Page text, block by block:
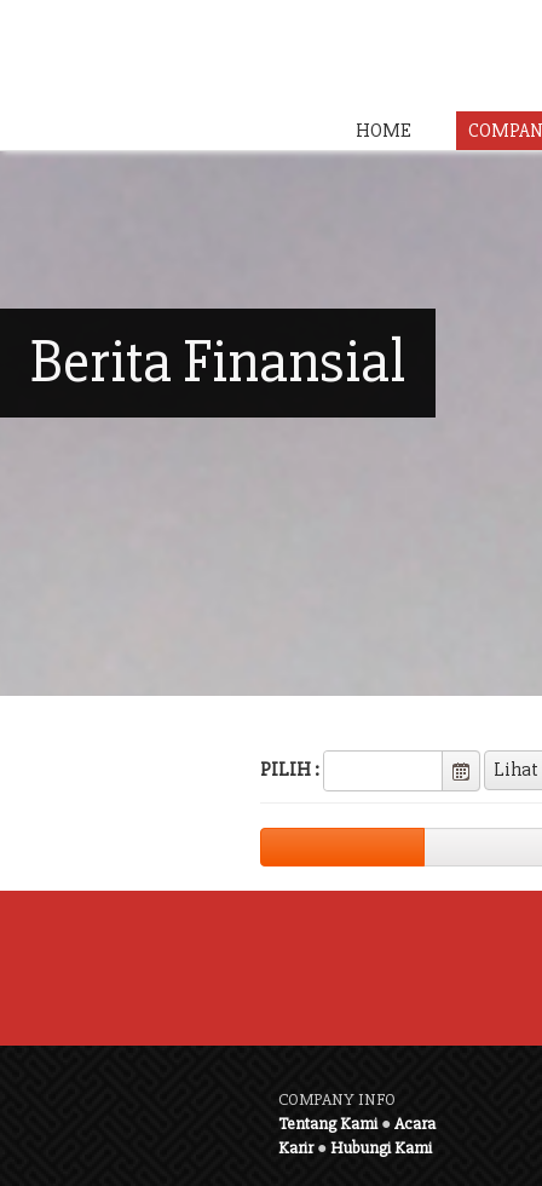
HOME
Berita Finansial
PILIH :
COMPANY INFO
Tentang Kami●Acara
Karir●Hubungi Kami